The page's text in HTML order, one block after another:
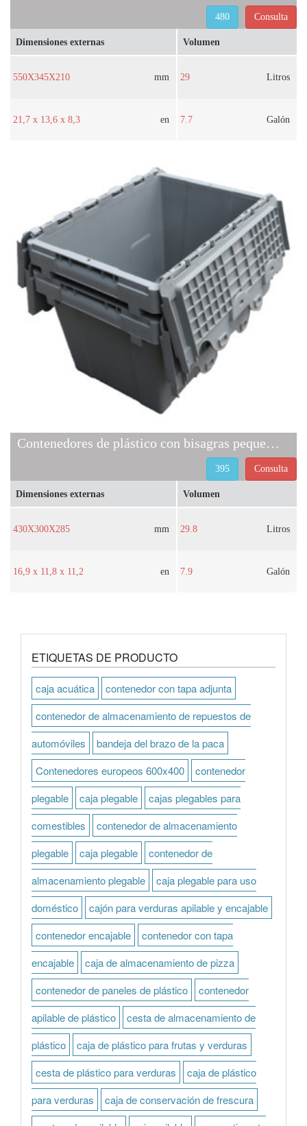
Consulta
480
Dimensiones externas
550X345X210 mm
21,7 x 13,6 x 8,3 en
Volumen
29 Litros
7.7 Galón
Contenedores de plástico con bisagras pequeños 395
Consulta
395
Dimensiones externas
430X300X285 mm
16,9 x 11,8 x 11,2 en
Volumen
29.8 Litros
7.9 Galón
ETIQUETAS DE PRODUCTO
caja acuática
contenedor con tapa adjunta
contenedor de almacenamiento de repuestos de
automóviles
bandeja del brazo de la paca
Contenedores europeos 600x400
contenedor
plegable
caja plegable
cajas plegables para
comestibles
contenedor de almacenamiento
plegable
caja plegable
contenedor de
almacenamiento plegable
caja plegable para uso
doméstico
cajón para verduras apilable y encajable
contenedor encajable
contenedor con tapa
encajable
caja de almacenamiento de pizza
contenedor de paneles de plástico
contenedor
apilable de plástico
cesta de almacenamiento de
plástico
caja de plástico para frutas y verduras
cesta de plástico para verduras
caja de plástico
para verduras
caja de conservación de frescura